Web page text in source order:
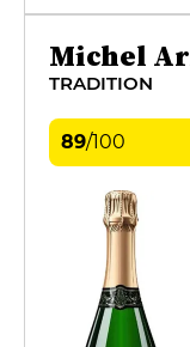
Michel
TRADITION
89/100